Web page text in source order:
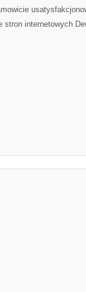
stron internetowych